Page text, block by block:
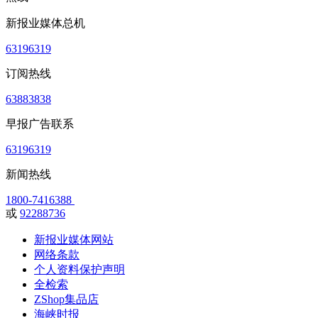
新报业媒体总机
63196319
订阅热线
63883838
早报广告联系
63196319
新闻热线
1800-7416388
或 92288736
新报业媒体网站
网络条款
个人资料保护声明
全检索
ZShop集品店
海峡时报